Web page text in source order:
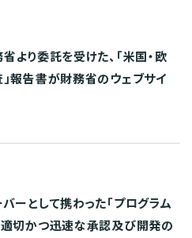
より委託を受けた、「米国・欧
報告書が財務省のウェブサイ
ーとして携わった「プログラム
切かつ迅速な承認及び開発の